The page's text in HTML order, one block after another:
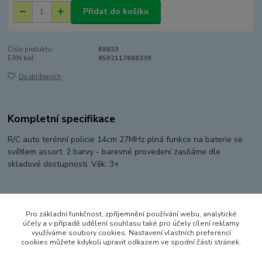
Přidat do košíku
Číslo produktu:
68833
EAN kód:
8592117688339
Do oblíbených
Kompletní specifikace
R/C auto terénní policie 14cm 27MHz plná funkce na baterie se
světlem assort. 2 barvy - barevné provedení zasíláme dle
skladové dostupnosti. Věk: 3+
Původ zboží
Zboží zařazeno v kategoriích
Pro základní funkčnost, zpříjemnění používání webu, analytické
účely a v případě udělení souhlasu také pro účely cílení reklamy
využíváme soubory cookies. Nastavení vlastních preferencí
cookies můžete kdykoli upravit odkazem ve spodní části stránek.